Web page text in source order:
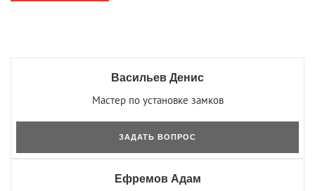
Васильев Денис
Мастер по установке замков
ЗАДАТЬ ВОПРОС
Ефремов Адам